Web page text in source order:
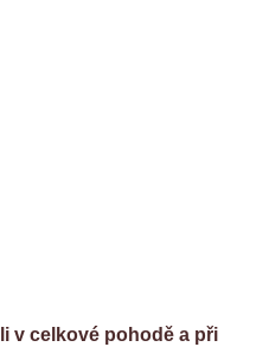
v celkové pohodě a při